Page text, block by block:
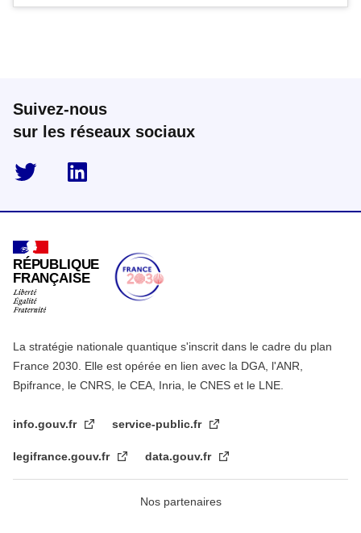
Suivez-nous
sur les réseaux sociaux
twitter
RÉPUBLIQUE
FRANÇAISE
La stratégie nationale quantique s'inscrit dans le cadre du plan
France 2030. Elle est opérée en lien avec la DGA, l'ANR,
Bpifrance, le CNRS, le CEA, Inria, le CNES et le LNE.
info.gouv.fr service-public.fr
legifrance.gouv.fr data.gouv.fr
Nos partenaires